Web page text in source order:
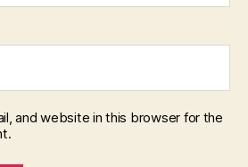
and website in this browser for the